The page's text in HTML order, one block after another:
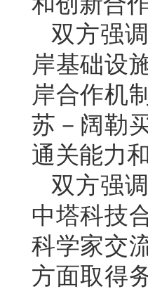
双方强
岸基础设
岸合作机
苏－阔勒
通关能力
双方强
中塔科技
科学家交
方面取得